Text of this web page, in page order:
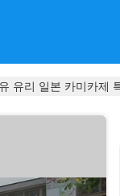
유리 일본 카미카제